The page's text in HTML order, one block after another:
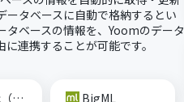
タベースに自動で格納するとい
ベースの情報を、Yoomのデータ
連携することが可能です。
Anthropic（Claude） BigML